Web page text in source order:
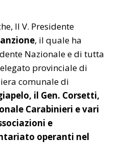
Il V. Presidente
, il quale ha
Nazionale e di tutta
provinciale di
comunale di
il Gen. Corsetti,
Carabinieri e vari
e
operanti nel